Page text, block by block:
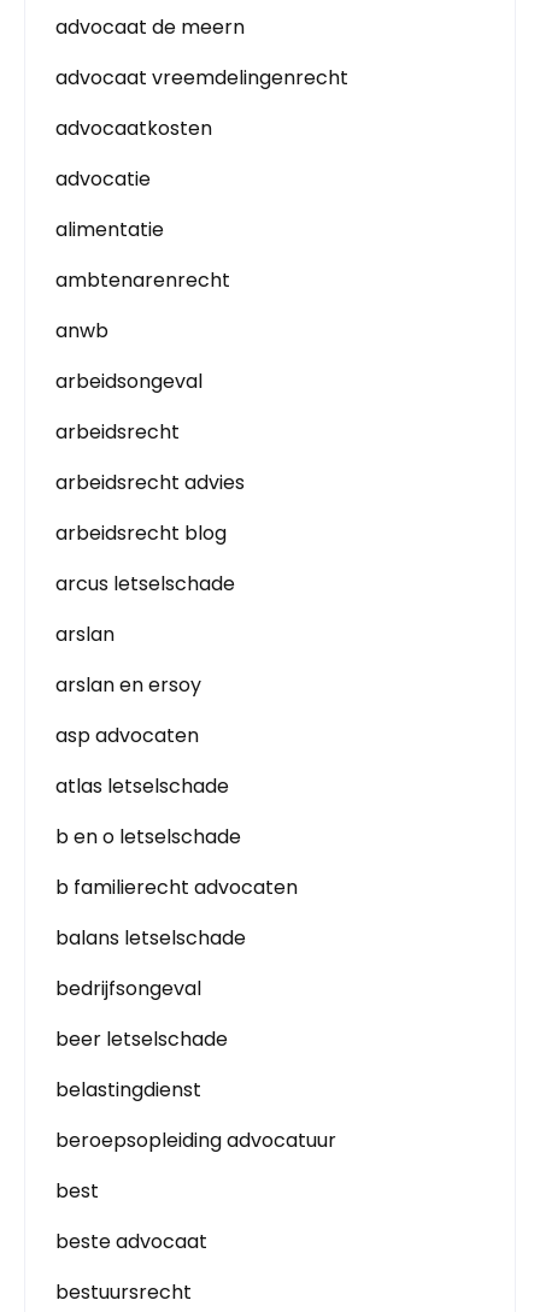
advocaat de meern
advocaat vreemdelingenrecht
advocaatkosten
advocatie
alimentatie
ambtenarenrecht
anwb
arbeidsongeval
arbeidsrecht
arbeidsrecht advies
arbeidsrecht blog
arcus letselschade
arslan
arslan en ersoy
asp advocaten
atlas letselschade
b en o letselschade
b familierecht advocaten
balans letselschade
bedrijfsongeval
beer letselschade
belastingdienst
beroepsopleiding advocatuur
best
beste advocaat
bestuursrecht